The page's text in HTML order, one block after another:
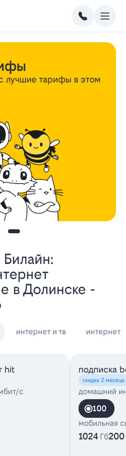
лучшие тарифы в этом
в Долинске -
интернет и тв интернет
hit
с
подписка
скидка 2 месяца
домашний
100
мобильная
1024 Гб200